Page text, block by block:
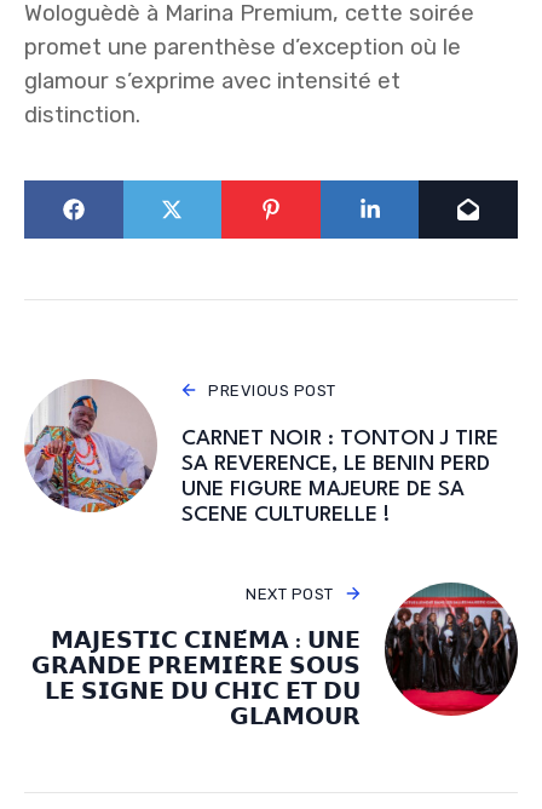
Wologuèdè à Marina Premium, cette soirée
promet une parenthèse d’exception où le
glamour s’exprime avec intensité et
distinction.
PREVIOUS POST
CARNET NOIR : TONTON J TIRE
SA REVERENCE, LE BENIN PERD
UNE FIGURE MAJEURE DE SA
SCENE CULTURELLE !
NEXT POST
𝗠𝗔𝗝𝗘𝗦𝗧𝗜𝗖 𝗖𝗜𝗡𝗘́𝗠𝗔 : 𝗨𝗡𝗘
𝗚𝗥𝗔𝗡𝗗𝗘 𝗣𝗥𝗘𝗠𝗜𝗘̀𝗥𝗘 𝗦𝗢𝗨𝗦
𝗟𝗘 𝗦𝗜𝗚𝗡𝗘 𝗗𝗨 𝗖𝗛𝗜𝗖 𝗘𝗧 𝗗𝗨
𝗚𝗟𝗔𝗠𝗢𝗨𝗥